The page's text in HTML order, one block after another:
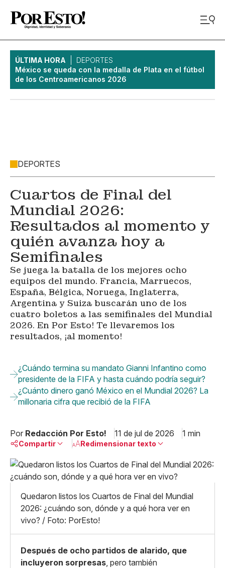
ÚLTIMA HORA
DEPORTES
México se queda con la medalla de Plata en el fútbol
de los Centroamericanos 2026
DEPORTES
Cuartos de Final del
Mundial 2026:
Resultados al momento y
quién avanza hoy a
Semifinales
Se juega la batalla de los mejores ocho
equipos del mundo. Francia, Marruecos,
España, Bélgica, Noruega, Inglaterra,
Argentina y Suiza buscarán uno de los
cuatro boletos a las semifinales del Mundial
2026. En Por Esto! Te llevaremos los
resultados, ¡al momento!
¿Cuándo termina su mandato Gianni Infantino como
presidente de la FIFA y hasta cuándo podría seguir?
¿Cuánto dinero ganó México en el Mundial 2026? La
millonaria cifra que recibió de la FIFA
Por Redacción Por Esto! 11 de jul de 2026 1 min
Compartir
Linkedin
Facebook
X
Whatsapp
Copiar enlace
Redimensionar texto
Pequeño
Mediano
Grande
Quedaron listos los Cuartos de Final del Mundial
2026: ¿cuándo son, dónde y a qué hora ver en
vivo? / Foto: PorEsto!
Después de ocho partidos de alarido, que
incluyeron sorpresas, pero también